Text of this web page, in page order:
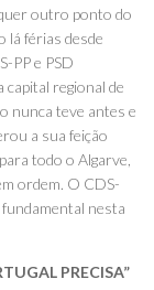
outro ponto do
lá férias desde
PP e PSD
capital regional de
nunca teve antes e
a sua feição
todo o Algarve,
ordem. O CDS-
fundamental nesta
PRECISA”